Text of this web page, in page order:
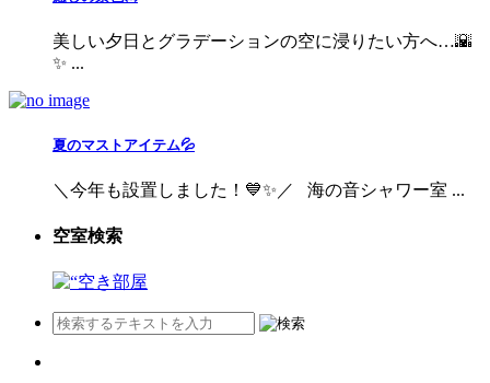
美しい夕日とグラデーションの空に浸りたい方へ…🌇
✨ ...
夏のマストアイテム💦
＼今年も設置しました！💙✨／ 海の音シャワー室 ...
空室検索